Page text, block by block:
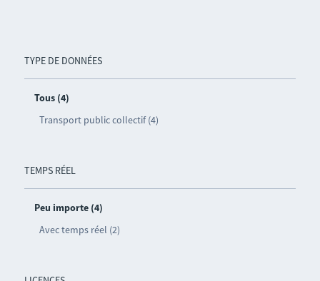
TYPE DE DONNÉES
Tous (4)
Transport public collectif (4)
TEMPS RÉEL
Peu importe (4)
Avec temps réel (2)